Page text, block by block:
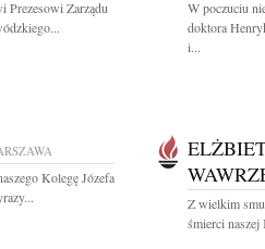
Prezesowi Zarządu
W poczuciu
doktora
i...
Kolegę Józefa
Z wielkim
śmierci